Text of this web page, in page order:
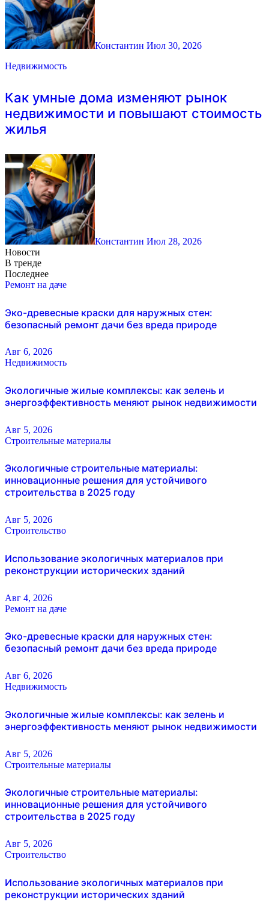
Константин Июл 30, 2026
Недвижимость
Как умные дома изменяют рынок
недвижимости и повышают стоимость
жилья
Константин Июл 28, 2026
Новости
В тренде
Последнее
Ремонт на даче
Эко-древесные краски для наружных стен:
безопасный ремонт дачи без вреда природе
Авг 6, 2026
Недвижимость
Экологичные жилые комплексы: как зелень и
энергоэффективность меняют рынок недвижимости
Авг 5, 2026
Строительные материалы
Экологичные строительные материалы:
инновационные решения для устойчивого
строительства в 2025 году
Авг 5, 2026
Строительство
Использование экологичных материалов при
реконструкции исторических зданий
Авг 4, 2026
Ремонт на даче
Эко-древесные краски для наружных стен:
безопасный ремонт дачи без вреда природе
Авг 6, 2026
Недвижимость
Экологичные жилые комплексы: как зелень и
энергоэффективность меняют рынок недвижимости
Авг 5, 2026
Строительные материалы
Экологичные строительные материалы:
инновационные решения для устойчивого
строительства в 2025 году
Авг 5, 2026
Строительство
Использование экологичных материалов при
реконструкции исторических зданий